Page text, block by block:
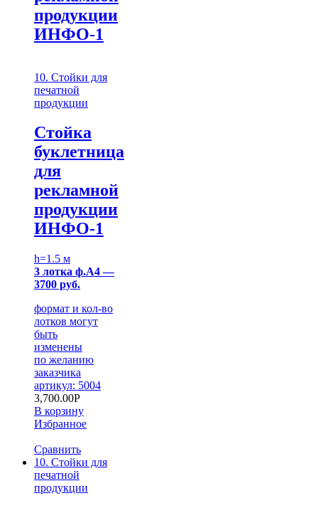
продукции
ИНФО-1
10. Стойки для
печатной
продукции
Стойка
буклетница
для
рекламной
продукции
ИНФО-1
h=1.5 м
3 лотка ф.А4 —
3700 руб.
формат и кол-во
лотков могут
быть
изменены
по желанию
заказчика
артикул: 5004
3,700.00Р
В корзину
Избранное
Сравнить
10. Стойки для
печатной
продукции